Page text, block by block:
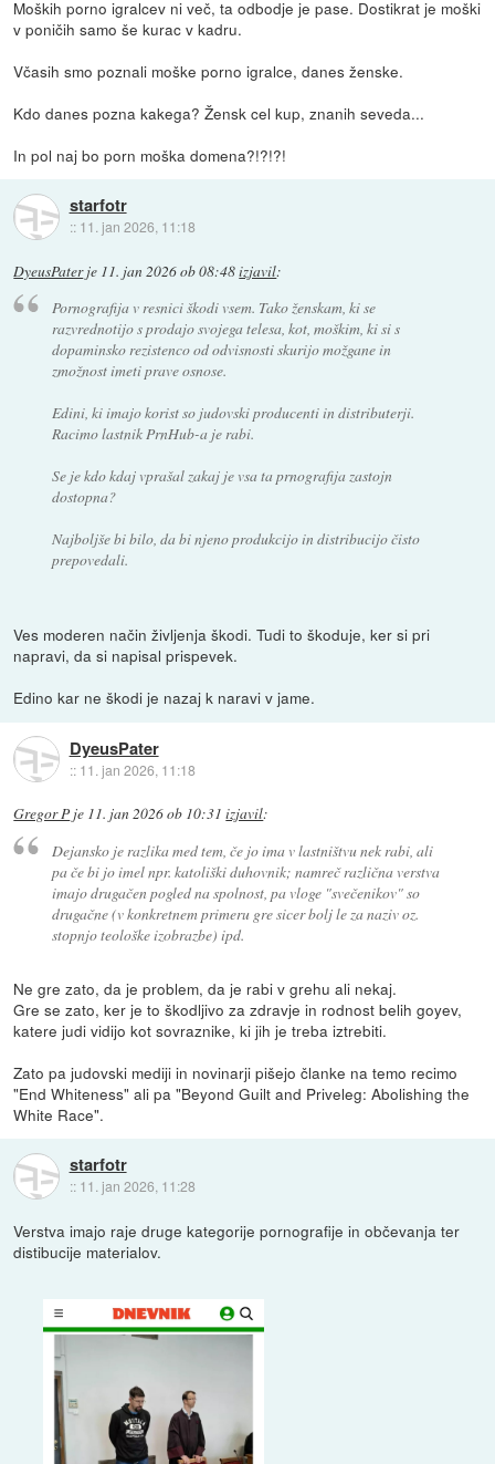
Moških porno igralcev ni več, ta odbodje je pase. Dostikrat je moški
v poničih samo še kurac v kadru.
Včasih smo poznali moške porno igralce, danes ženske.
Kdo danes pozna kakega? Žensk cel kup, znanih seveda...
In pol naj bo porn moška domena?!?!?!
starfotr
:: 11. jan 2026, 11:18
DyeusPaterje 11. jan 2026 ob 08:48izjavil:
Pornografija v resnici škodi vsem. Tako ženskam, ki se
razvrednotijo s prodajo svojega telesa, kot, moškim, ki si s
dopaminsko rezistenco od odvisnosti skurijo možgane in
zmožnost imeti prave osnose.
Edini, ki imajo korist so judovski producenti in distributerji.
Racimo lastnik PrnHub-a je rabi.
Se je kdo kdaj vprašal zakaj je vsa ta prnografija zastojn
dostopna?
Najboljše bi bilo, da bi njeno produkcijo in distribucijo čisto
prepovedali.
Ves moderen način življenja škodi. Tudi to škoduje, ker si pri
napravi, da si napisal prispevek.
Edino kar ne škodi je nazaj k naravi v jame.
DyeusPater
:: 11. jan 2026, 11:18
Gregor P je 11. jan 2026 ob 10:31 izjavil:
Dejansko je razlika med tem, če jo ima v lastništvu nek rabi, ali
pa če bi jo imel npr. katoliški duhovnik; namreč različna verstva
imajo drugačen pogled na spolnost, pa vloge "svečenikov" so
drugačne (v konkretnem primeru gre sicer bolj le za naziv oz.
stopnjo teološke izobrazbe) ipd.
Ne gre zato, da je problem, da je rabi v grehu ali nekaj.
Gre se zato, ker je to škodljivo za zdravje in rodnost belih goyev,
katere judi vidijo kot sovraznike, ki jih je treba iztrebiti.
Zato pa judovski mediji in novinarji pišejo članke na temo recimo
"End Whiteness" ali pa "Beyond Guilt and Priveleg: Abolishing the
White Race".
starfotr
:: 11. jan 2026, 11:28
Verstva imajo raje druge kategorije pornografije in občevanja ter
distibucije materialov.